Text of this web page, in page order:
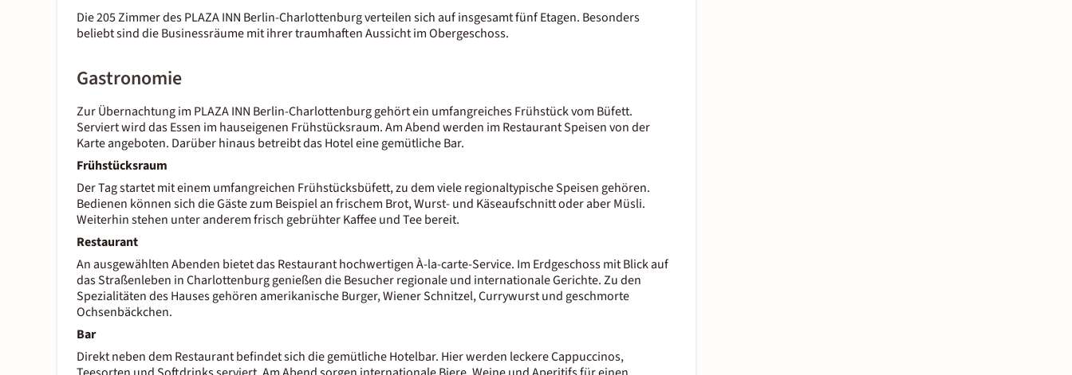
Die 205 Zimmer desPLAZA INN Berlin-Charlottenburgverteilen sich auf insgesamt fünf Etagen. Besonders
beliebt sind die Businessräume mit ihrer traumhaften Aussicht im Obergeschoss.
Gastronomie
Zur Übernachtung im PLAZA INN Berlin-Charlottenburggehört ein umfangreiches Frühstück vom Büfett.
Serviert wird das Essen im hauseigenen Frühstücksraum. Am Abend werden im Restaurant Speisen von der
Karte angeboten. Darüber hinaus betreibt das Hotel eine gemütliche Bar.
Frühstücksraum
Der Tag startet mit einem umfangreichen Frühstücksbüfett, zu dem viele regionaltypische Speisen gehören.
Bedienen können sich die Gäste zum Beispiel an frischem Brot, Wurst- und Käseaufschnitt oder aber Müsli.
Weiterhin stehen unter anderem frisch gebrühter Kaffee und Tee bereit.
Restaurant
An ausgewählten Abenden bietet das Restaurant hochwertigen À-la-carte-Service. Im Erdgeschoss mit Blick auf
das Straßenleben in Charlottenburg genießen die Besucher regionale und internationale Gerichte. Zu den
Spezialitäten des Hauses gehören amerikanische Burger, Wiener Schnitzel, Currywurst und geschmorte
Ochsenbäckchen.
Bar
Direkt neben dem Restaurant befindet sich die gemütliche Hotelbar. Hier werden leckere Cappuccinos,